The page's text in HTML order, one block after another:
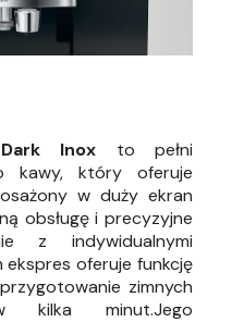
Inox to pełni
kawy, który oferuje
w duży ekran
obsługę i precyzyjne
z indywidualnymi
ekspres oferuje funkcję
zimnych
kilka minut.Jego